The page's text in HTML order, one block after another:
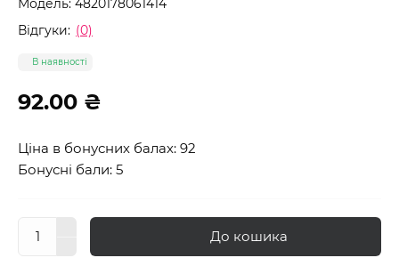
Модель: 4820178061414
Відгуки: (0)
В наявності
92.00 ₴
Ціна в бонусних балах: 92
Бонусні бали: 5
До кошика